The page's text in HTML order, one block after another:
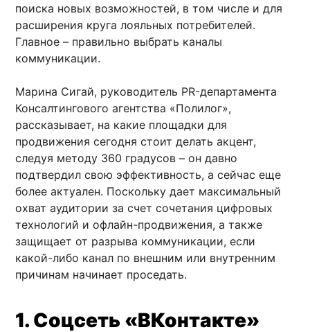
поиска новых возможностей, в том числе и для
расширения круга лояльных потребителей.
Главное – правильно выбрать каналы
коммуникации.
Марина Сигай, руководитель PR-департамента
Консалтингового агентства «Полилог»,
рассказывает, на какие площадки для
продвижения сегодня стоит делать акцент,
следуя методу 360 градусов – он давно
подтвердил свою эффективность, а сейчас еще
более актуален. Поскольку дает максимальный
охват аудитории за счет сочетания цифровых
технологий и офлайн-продвижения, а также
защищает от разрыва коммуникации, если
какой-либо канал по внешним или внутренним
причинам начинает проседать.
1. Соцсеть «ВКонтакте»